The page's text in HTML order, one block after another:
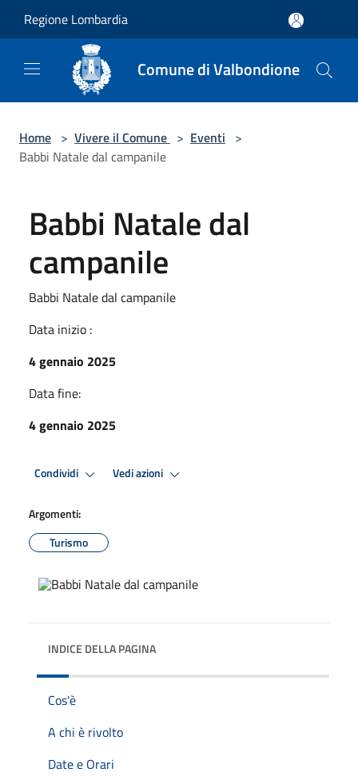
Regione Lombardia
Comune di Valbondione
Home > Vivere il Comune > Eventi >
Babbi Natale dal campanile
Babbi Natale dal
campanile
Babbi Natale dal campanile
Data inizio :
4 gennaio 2025
Data fine:
4 gennaio 2025
Condividi Vedi azioni
Argomenti:
Turismo
INDICE DELLA PAGINA
Cos'è
A chi è rivolto
Date e Orari